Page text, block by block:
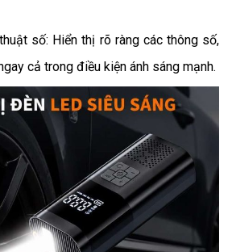
số: Hiển thị rõ ràng các thông số,
cả trong điều kiện ánh sáng mạnh.